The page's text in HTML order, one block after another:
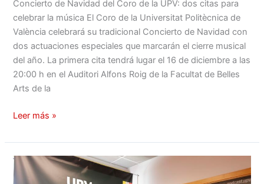
Concierto de Navidad del Coro de la UPV: dos citas para
celebrar la música El Coro de la Universitat Politècnica de
València celebrará su tradicional Concierto de Navidad con
dos actuaciones especiales que marcarán el cierre musical
del año. La primera cita tendrá lugar el 16 de diciembre a las
20:00 h en el Auditori Alfons Roig de la Facultat de Belles
Arts de la
Leer más »
El